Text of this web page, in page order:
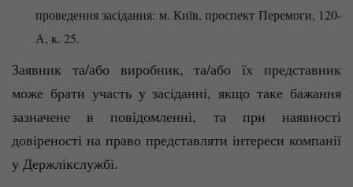
проведення засідання: м. Київ, проспект Перемоги, 120-
А, к. 25.
Заявник та/або виробник, та/або їх представник
може брати участь у засіданні, якщо таке бажання
зазначене в повідомленні, та при наявності
довіреності на право представляти інтереси компанії
у Держлікслужбі.